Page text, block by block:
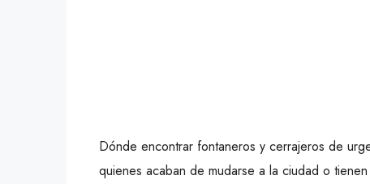
Dónde encontrar fontaneros y cerrajeros de
quienes acaban de mudarse a la ciudad o